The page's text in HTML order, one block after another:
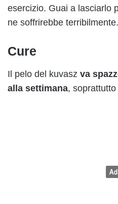
esercizio. Guai a lasciarlo
ne soffrirebbe terribilmente.
Cure
Il pelo del kuvasz va
alla settimana,